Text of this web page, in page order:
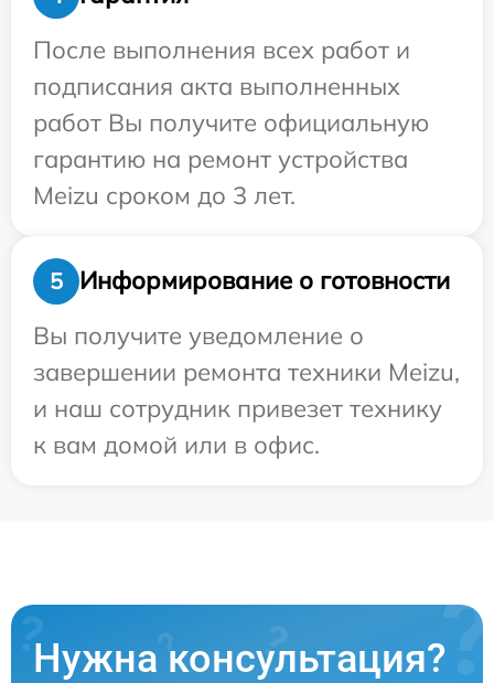
После выполнения всех работ и
подписания акта выполненных
работ Вы получите официальную
гарантию на ремонт устройства
Meizu сроком до 3 лет.
5
Информирование о готовности
Вы получите уведомление о
завершении ремонта техники Meizu,
и наш сотрудник привезет технику
к вам домой или в офис.
Нужна консультация?